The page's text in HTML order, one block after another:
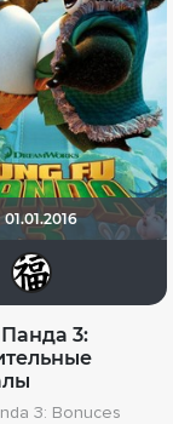
01.01.2016
3:
3: Bonuces